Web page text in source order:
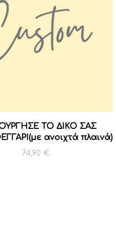
ΤΟ ΔΙΚΟ ΣΑΣ
ανοιχτά πλαινά)
74,90€